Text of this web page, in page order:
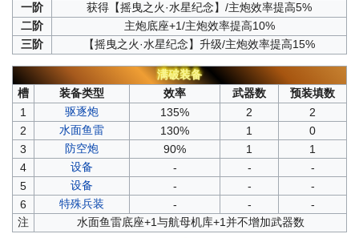
一阶
获得【摇曳之火·水星纪念】/主炮效率提高5%
二阶
主炮底座+1/主炮效率提高10%
三阶
【摇曳之火·水星纪念】升级/主炮效率提高15%
满破装备
槽
装备类型 效率 武器数
预装填数
1
驱逐炮 135% 2
2
2
水面鱼雷 130% 1
0
3
防空炮 90% 1
1
4
设备 - -
-
5
设备 - -
-
6
特殊兵装 - -
-
注
水面鱼雷底座+1与航母机库+1并不增加武器数